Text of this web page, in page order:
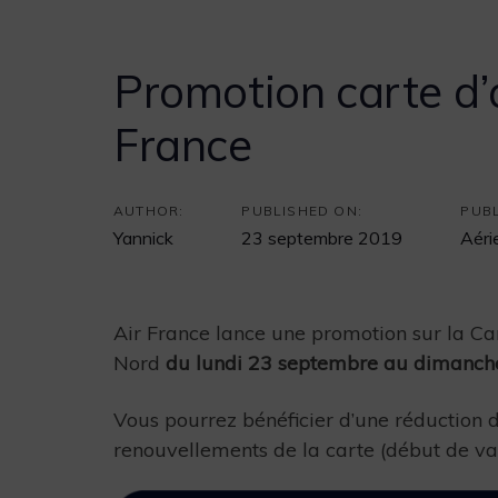
Promotion carte
France
AUTHOR:
Yannick
PUBLISHED ON:
23 septembre 2019
Air France lance une promotion sur la
Nord du lundi 23 septembre au
Vous pourrez bénéficier d’une réduction
renouvellements de la carte (début de
Post
navigation